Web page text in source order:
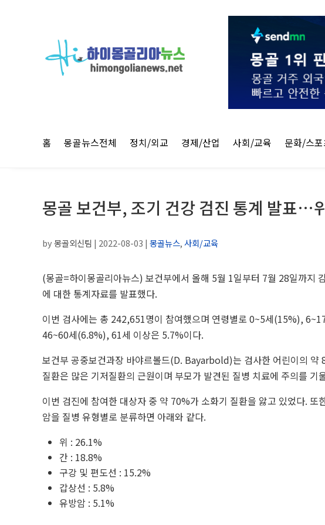
홈 몽골뉴스전체 정치/외교 경제/산업 사회/교육 문화/스
몽골 보건부, 조기 건강 검진 통계 발표…
by몽골외신팀 | 2022-08-03 | 몽골뉴스,사회/교육
(몽골=하이몽골리아뉴스) 보건부에서 올해 5월 1일부터 7월 28일까지
에 대한 통계자료를 발표했다.
이번 검사에는 총 242,651명이 참여했으며 연령별로 0~5세(15%),
46~60세(6.8%), 61세 이상은 5.7%이다.
보건부 공중보건과장 바야르볼드(D. Bayarbold)는 검사한 어린이의 약
질환은 많은 기저질환의 근원이며 부모가 발견된 질병 치료에 주의를 기
이번 검진에 참여한 대상자 중 약 70%가 소화기 질환을 앓고 있었다.
암을 질병 유형별로 분류하면 아래와 같다.
위 : 26.1%
간 : 18.8%
구강 및 편도선 : 15.2%
갑상선 : 5.8%
유방암 : 5.1%